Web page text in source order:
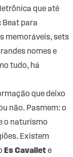
que até
para
memoráveis, sets
nomes e
tudo, há
que deixo
não. Pasmem: o
o naturismo
Existem
Es Cavallet e